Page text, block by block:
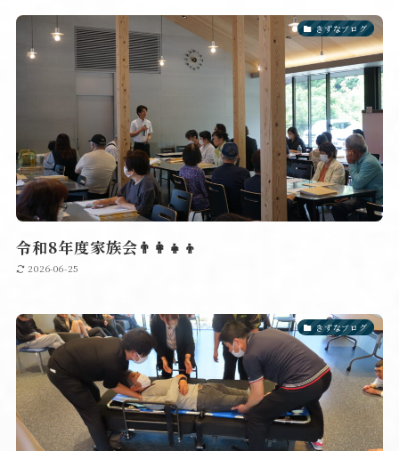
きずなブログ
令和8年度家族会👨‍👩‍👧‍👦
2026-06-25
きずなブログ